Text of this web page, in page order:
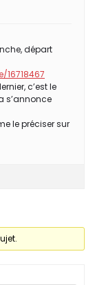
départ
c’est le
s’annonce
le préciser sur